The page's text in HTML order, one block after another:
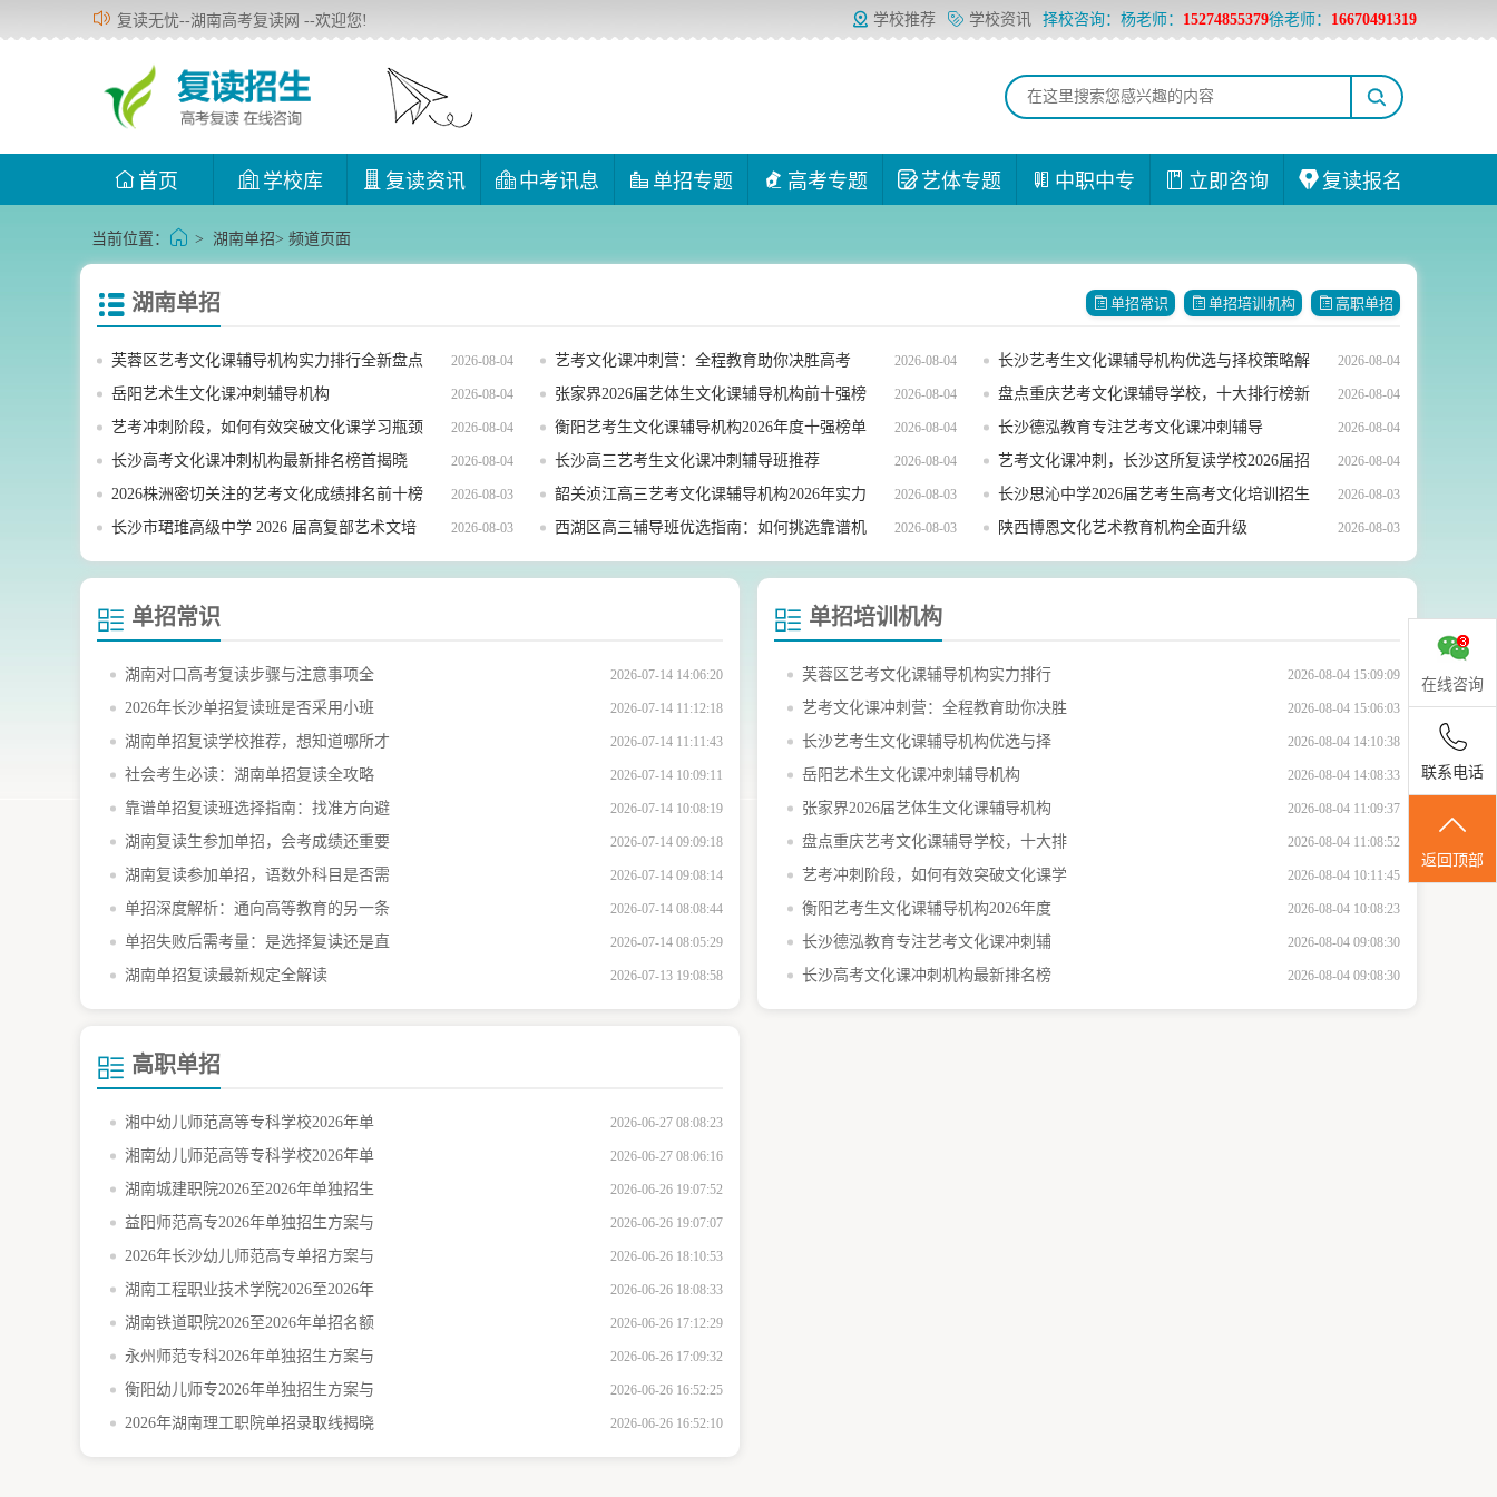
复读无忧--湖南高考复读网 --欢迎您!
首页 学校库 复读资讯 中考讯息 单招专题 高考专题 艺体专题 中职中专 立即咨询 复读报名
学校推荐 学校资讯 择校咨询：杨老师： 15274855379徐老师： 16670491319
当前位置： > 湖南单招> 频道页面
湖南单招 单招常识 单招培训机构 高职单招
芙蓉区艺考文化课辅导机构实力排行全新盘点 2026-08-04 艺考文化课冲刺营：全程教育助你决胜高考 2026-08-04
长沙艺考生文化课辅导机构优选与择校策略解
析
2026-08-04
岳阳艺术生文化课冲刺辅导机构 2026-08-04
张家界2026届艺体生文化课辅导机构前十强榜
单揭晓
2026-08-04
盘点重庆艺考文化课辅导学校，十大排行榜新
鲜出炉
2026-08-04
艺考冲刺阶段，如何有效突破文化课学习瓶颈
并高效提分
2026-08-04
衡阳艺考生文化课辅导机构2026年度十强榜单
揭晓
2026-08-04 长沙德泓教育专注艺考文化课冲刺辅导 2026-08-04
长沙高考文化课冲刺机构最新排名榜首揭晓 2026-08-04 长沙高三艺考生文化课冲刺辅导班推荐 2026-08-04
艺考文化课冲刺，长沙这所复读学校2026届招
生启动
2026-08-04
2026株洲密切关注的艺考文化成绩排名前十榜
单全览
2026-08-03
韶关浈江高三艺考文化课辅导机构2026年实力
如何？
2026-08-03
长沙思沁中学2026届艺考生高考文化培训招生
详情
2026-08-03
长沙市珺琟高级中学 2026 届高复部艺术文培
招生详情
2026-08-03
西湖区高三辅导班优选指南：如何挑选靠谱机
构
2026-08-03 陕西博恩文化艺术教育机构全面升级 2026-08-03
单招常识
湖南对口高考复读步骤与注意事项全 2026-07-14 14:06:20
2026年长沙单招复读班是否采用小班 2026-07-14 11:12:18
湖南单招复读学校推荐，想知道哪所才 2026-07-14 11:11:43
社会考生必读：湖南单招复读全攻略 2026-07-14 10:09:11
靠谱单招复读班选择指南：找准方向避 2026-07-14 10:08:19
湖南复读生参加单招，会考成绩还重要 2026-07-14 09:09:18
湖南复读参加单招，语数外科目是否需 2026-07-14 09:08:14
单招深度解析：通向高等教育的另一条 2026-07-14 08:08:44
单招失败后需考量：是选择复读还是直 2026-07-14 08:05:29
湖南单招复读最新规定全解读 2026-07-13 19:08:58
单招培训机构
芙蓉区艺考文化课辅导机构实力排行 2026-08-04 15:09:09
艺考文化课冲刺营：全程教育助你决胜 2026-08-04 15:06:03
长沙艺考生文化课辅导机构优选与择 2026-08-04 14:10:38
岳阳艺术生文化课冲刺辅导机构 2026-08-04 14:08:33
张家界2026届艺体生文化课辅导机构 2026-08-04 11:09:37
盘点重庆艺考文化课辅导学校，十大排 2026-08-04 11:08:52
艺考冲刺阶段，如何有效突破文化课学 2026-08-04 10:11:45
衡阳艺考生文化课辅导机构2026年度 2026-08-04 10:08:23
长沙德泓教育专注艺考文化课冲刺辅 2026-08-04 09:08:30
长沙高考文化课冲刺机构最新排名榜 2026-08-04 09:08:30
高职单招
湘中幼儿师范高等专科学校2026年单 2026-06-27 08:08:23
湘南幼儿师范高等专科学校2026年单 2026-06-27 08:06:16
湖南城建职院2026至2026年单独招生 2026-06-26 19:07:52
益阳师范高专2026年单独招生方案与 2026-06-26 19:07:07
2026年长沙幼儿师范高专单招方案与 2026-06-26 18:10:53
湖南工程职业技术学院2026至2026年 2026-06-26 18:08:33
湖南铁道职院2026至2026年单招名额 2026-06-26 17:12:29
永州师范专科2026年单独招生方案与 2026-06-26 17:09:32
衡阳幼儿师专2026年单独招生方案与 2026-06-26 16:52:25
2026年湖南理工职院单招录取线揭晓 2026-06-26 16:52:10
在线咨询
联系电话
返回顶部